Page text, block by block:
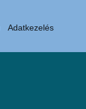
Adatkezelés